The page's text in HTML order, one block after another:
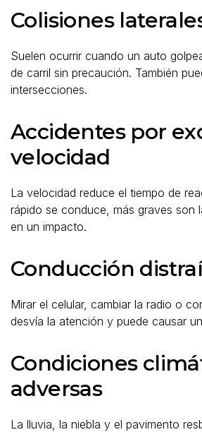
Colisiones
Suelen ocurrir cuando un auto
de carril sin precaución. También
intersecciones.
Accidentes por
velocidad
La velocidad reduce el tiempo de
rápido se conduce, más graves son
en un impacto.
Conducción
Mirar el celular, cambiar la radio o
desvía la atención y puede causar
Condiciones
adversas
La lluvia, la niebla y el pavimento